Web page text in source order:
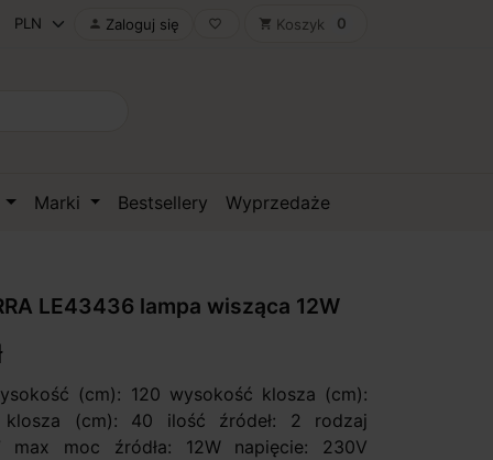
 Zaloguj się favorite_border shopping_cart Koszyk 0
Marki Bestsellery Wyprzedaże
LE43436 lampa wisząca 12W
(cm): 120 wysokość klosza (cm):
klosza (cm): 40 ilość źródeł: 2 rodzaj
max moc źródła: 12W napięcie: 230V